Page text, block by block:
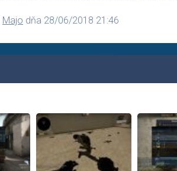
Majo dňa 28/06/2018 21:46